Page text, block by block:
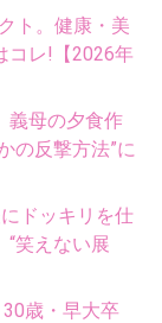
ト。健康・美
コレ!【2026年
義母の夕食作
の反撃方法”に
ドッキリを仕
笑えない展
歳・早大卒